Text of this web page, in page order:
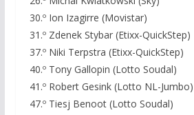
30.º Ion Izagirre (Movistar)
31.º Zdenek Stybar (Etixx-QuickStep)
37.º Niki Terpstra (Etixx-QuickStep)
40.º Tony Gallopin (Lotto Soudal)
41.º Robert Gesink (Lotto NL-Jumbo)
47.º Tiesj Benoot (Lotto Soudal)